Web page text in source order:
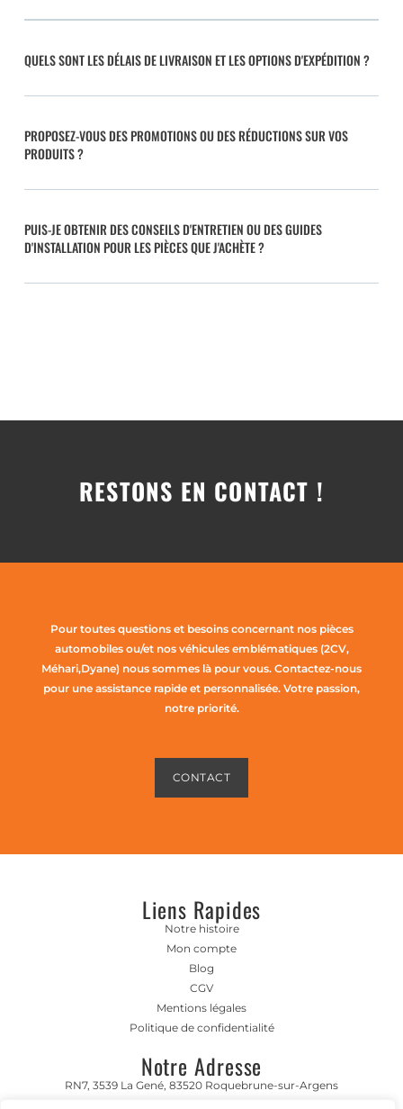
QUELS SONT LES DÉLAIS DE LIVRAISON ET LES OPTIONS D'EXPÉDITION ?
PROPOSEZ-VOUS DES PROMOTIONS OU DES RÉDUCTIONS SUR VOS
PRODUITS ?
PUIS-JE OBTENIR DES CONSEILS D'ENTRETIEN OU DES GUIDES
D'INSTALLATION POUR LES PIÈCES QUE J'ACHÈTE ?
RESTONS EN CONTACT !
Pour toutes questions et besoins concernant nos pièces
automobiles ou/et nos véhicules emblématiques (2CV,
Méhari,Dyane) nous sommes là pour vous. Contactez-nous
pour une assistance rapide et personnalisée. Votre passion,
notre priorité.
CONTACT
Liens Rapides
Notre histoire
Mon compte
Blog
CGV
Mentions légales
Politique de confidentialité
Notre Adresse
RN7, 3539 La Gené, 83520 Roquebrune-sur-Argens